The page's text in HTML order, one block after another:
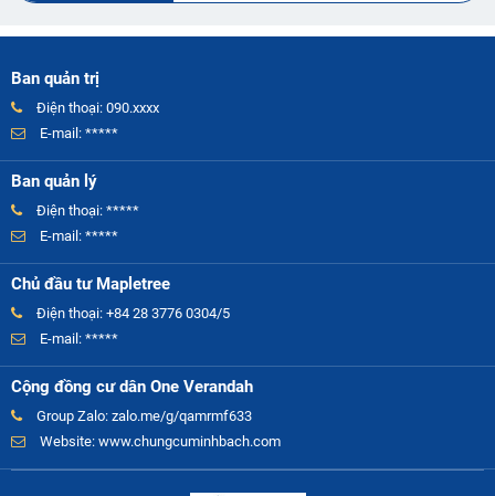
Ban quản trị
Điện thoại: 090.xxxx
E-mail: *****
Ban quản lý
Điện thoại: *****
E-mail: *****
Chủ đầu tư Mapletree
Điện thoại: +84 28 3776 0304/5
E-mail: *****
Cộng đồng cư dân One Verandah
Group Zalo: zalo.me/g/qamrmf633
Website: www.chungcuminhbach.com